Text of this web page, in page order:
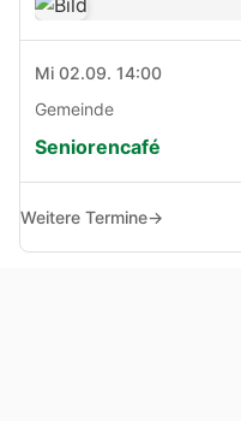
Mi 02.09. 14:00
Gemeinde
Seniorencafé
Weitere Termine→